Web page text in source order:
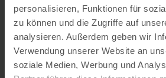
personalisieren, Funktionen für
zu können und die Zugriffe auf
analysieren. Außerdem geben wir
Verwendung unserer Website an
soziale Medien, Werbung und